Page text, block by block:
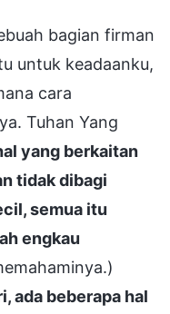
bagian firman
untuk keadaanku,
cara
Tuhan Yang
yang berkaitan
tidak dibagi
semua itu
engkau
ada beberapa hal